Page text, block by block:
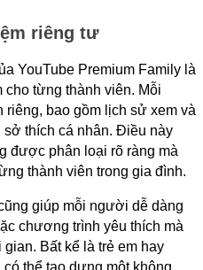
riêng tư
YouTube Premium Family là
cho từng thành viên. Mỗi
bao gồm lịch sử xem và
thích cá nhân. Điều này
được phân loại rõ ràng mà
thành viên trong gia đình.
giúp mỗi người dễ dàng
chương trình yêu thích mà
Bất kể là trẻ em hay
thể tạo dựng một không